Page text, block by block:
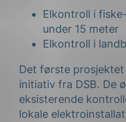
Elkontroll i
under 15 meter
Elkontroll i
Det første
initiativ fra DSB. De
eksisterende
lokale